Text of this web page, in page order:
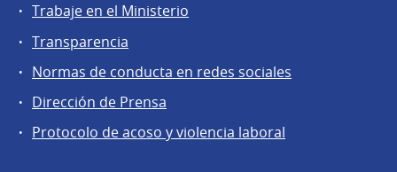
Trabaje en el Ministerio
Transparencia
Normas de conducta en redes sociales
Dirección de Prensa
Protocolo de acoso y violencia laboral